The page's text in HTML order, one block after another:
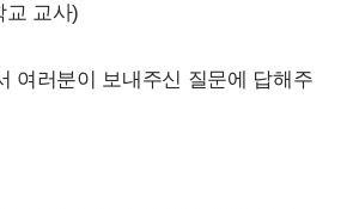
교 교사)
여러분이 보내주신 질문에 답해주